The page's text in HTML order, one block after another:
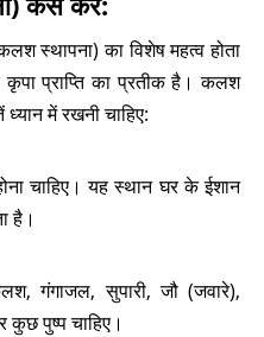
स्थापना) का विशेष महत्व होता
प्राप्ति का प्रतीक है। कलश
में रखनी चाहिए:
चाहिए। यह स्थान घर के ईशान
है।
गंगाजल, सुपारी, जौ (जवारे),
पुष्प चाहिए।